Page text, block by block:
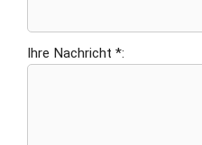
Ihre Nachricht *: